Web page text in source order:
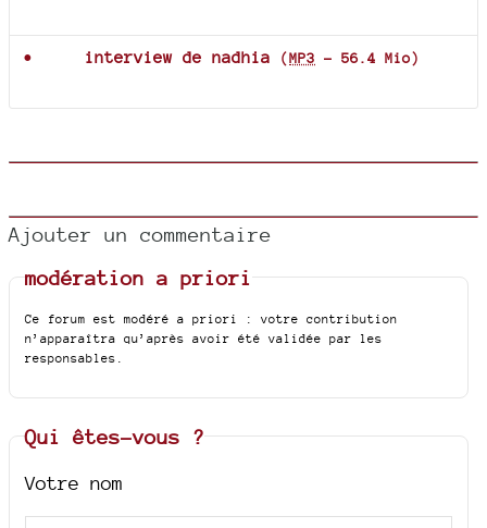
interview de nadhia (MP3 - 56.4 Mio)
Ajouter un commentaire
modération a priori
Ce forum est modéré a priori : votre contribution
n’apparaîtra qu’après avoir été validée par les
responsables.
Qui êtes-vous ?
Votre nom